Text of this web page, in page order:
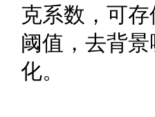
克系数，可
阈值，去背
化。